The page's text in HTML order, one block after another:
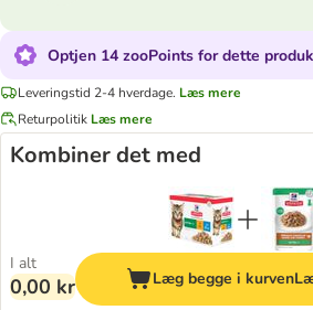
Optjen 14 zooPoints for dette
Leveringstid 2-4 hverdage. Læs mere
Returpolitik Læs mere
Kombiner det med
I alt
0,00 kr Læg begge i kurven